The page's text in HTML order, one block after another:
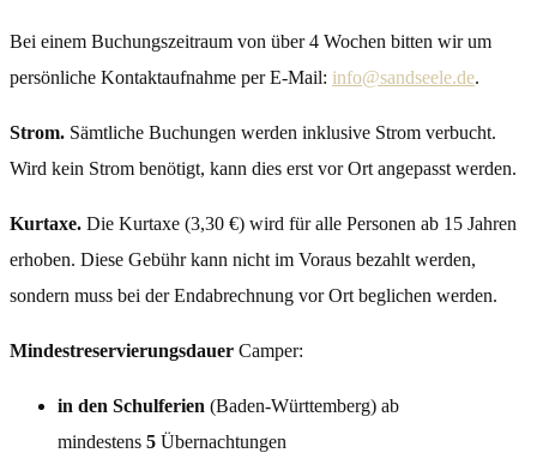
Bei einem Buchungszeitraum von über 4 Wochen bitten wir um
persönliche Kontaktaufnahme per E-Mail: info@sandseele.de.
Strom. Sämtliche Buchungen werden inklusive Strom verbucht.
Wird kein Strom benötigt, kann dies erst vor Ort angepasst werden.
Kurtaxe. Die Kurtaxe (3,30 €) wird für alle Personen ab 15 Jahren
erhoben. Diese Gebühr kann nicht im Voraus bezahlt werden,
sondern muss bei der Endabrechnung vor Ort beglichen werden.
Mindestreservierungsdauer Camper:
in den Schulferien (Baden-Württemberg) ab
mindestens 5 Übernachtungen